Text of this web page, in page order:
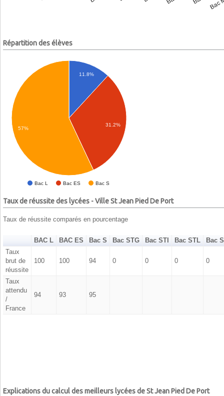
Répartition des élèves
Bac L Bac ES Bac S
11.8%
31.2%
57%
Taux de réussite des lycées - Ville St Jean Pied De Port
Taux de réussite comparés en pourcentage
BAC L BAC ES Bac S Bac STG Bac STI Bac STL
Bac
Taux
brut de
réussite
100 100 94 0 0 0 0
Taux
attendu
/
France
94 93 95
Explications du calcul des meilleurs lycées de St Jean Pied De Port